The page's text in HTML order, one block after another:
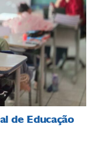
de Educação